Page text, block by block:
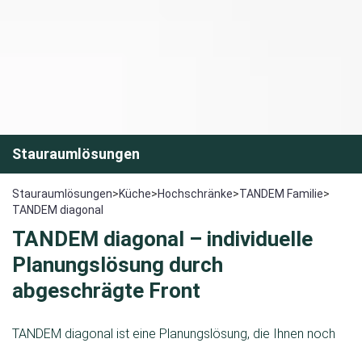
Stauraumlösungen
Stauraumlösungen>Küche>Hochschränke>TANDEM Familie>
TANDEM diagonal
TANDEM diagonal – individuelle
Planungslösung durch
abgeschrägte Front
TANDEM diagonal ist eine Planungslösung, die Ihnen noch